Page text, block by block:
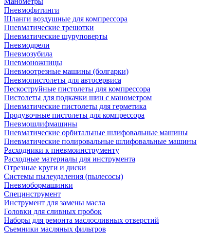
Пневмофитинги
Шланги воздушные для компрессора
Пневматические трещотки
Пневматические шуруповерты
Пневмодрели
Пневмозубила
Пневмоножницы
Пневмоотрезные машины (болгарки)
Пневмопистолеты для автосервиса
Пескоструйные пистолеты для компрессора
Пистолеты для подкачки шин с манометром
Пневматические пистолеты для герметика
Продувочные пистолеты для компрессора
Пневмошлифмашины
Пневматические орбитальные шлифовальные машины
Пневматические полировальные шлифовальные машины
Расходники к пневмоинструменту
Расходные материалы для инструмента
Отрезные круги и диски
Системы пылеудаления (пылесосы)
Пневмобормашинки
Специнструмент
Инструмент для замены масла
Головки для сливных пробок
Наборы для ремонта маслосливных отверстий
Съемники масляных фильтров